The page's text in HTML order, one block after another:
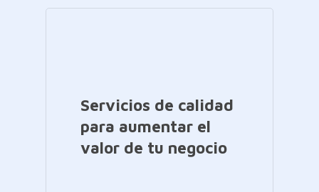
Servicios de calidad
para aumentar el
valor de tu negocio